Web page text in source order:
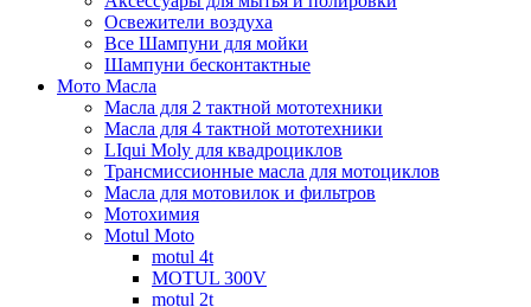
Освежители воздуха
Все Шампуни для мойки
Шампуни бесконтактные
Мото Масла
Масла для 2 тактной мототехники
Масла для 4 тактной мототехники
LIqui Moly для квадроциклов
Трансмиссионные масла для мотоциклов
Масла для мотовилок и фильтров
Мотохимия
Motul Moto
motul 4t
MOTUL 300V
motul 2t